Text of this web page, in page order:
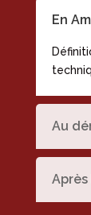
En
Au